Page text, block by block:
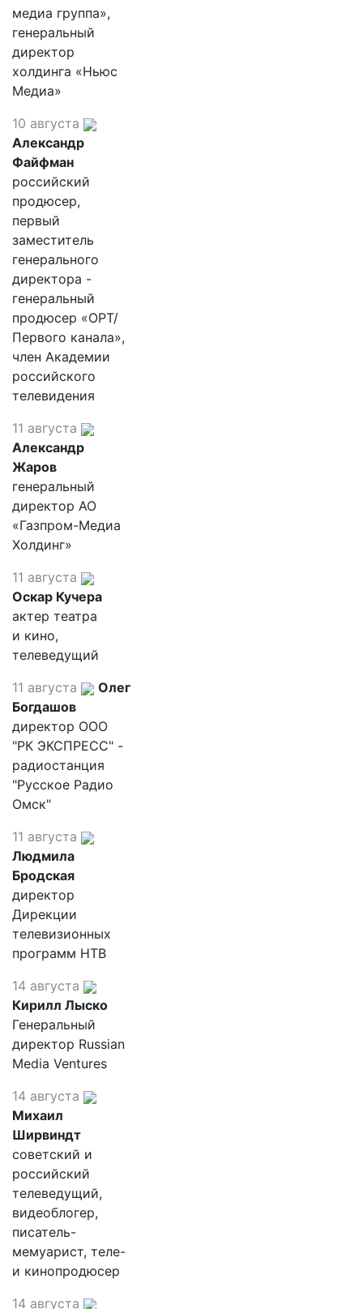
медиа группа»,
генеральный
директор
холдинга «Ньюс
Медиа»
10 августа
Александр
Файфман
российский
продюсер,
первый
заместитель
генерального
директора -
генеральный
продюсер «ОРТ/
Первого канала»,
член Академии
российского
телевидения
11 августа
Александр
Жаров
генеральный
директор АО
«Газпром-Медиа
Холдинг»
11 августа
Оскар Кучера
актер театра
и кино,
телеведущий
11 августа
Олег
Богдашов
директор ООО
"РК ЭКСПРЕСС" -
радиостанция
"Русское Радио
Омск"
11 августа
Людмила
Бродская
директор
Дирекции
телевизионных
программ НТВ
14 августа
Кирилл Лыско
Генеральный
директор Russian
Media Ventures
14 августа
Михаил
Ширвиндт
советский и
российский
телеведущий,
видеоблогер,
писатель-
мемуарист, теле-
и кинопродюсер
14 августа